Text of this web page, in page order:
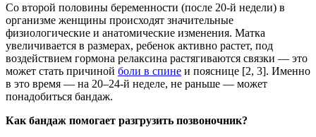
Со второй половины беременности (после 20-й недели) в
организме женщины происходят значительные
физиологические и анатомические изменения. Матка
увеличивается в размерах, ребенок активно растет, под
воздействием гормона релаксина растягиваются связки — это
может стать причиной боли в спине и пояснице [2, 3]. Именно
в это время — на 20–24-й неделе, не раньше — может
понадобиться бандаж.
Как бандаж помогает разгрузить позвоночник?